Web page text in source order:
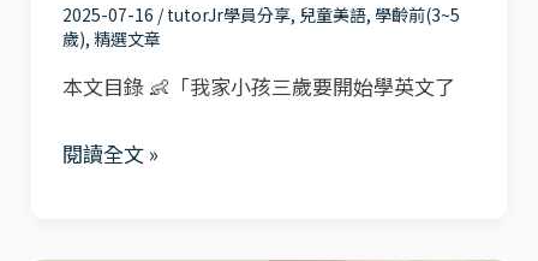
Kids
整
懶
2025-07-16 /tutorJr學員分享, 兒童美語, 學齡前(3~5
歲), 精選文章
本文目錄 👶「我家小孩三歲要開始學英文了
效？】
爸
媽
看！
閱讀全文 »